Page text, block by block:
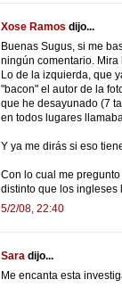
Xose Ramos dijo...
Buenas Sugus, si me
ningún comentario. Mira
Lo de la izquierda, que
"bacon" el autor de la
que he desayunado (7
en todos lugares
Y ya me dirás si eso
Con lo cual me
distinto que los ingleses
5/2/08, 22:40
Sara dijo...
Me encanta esta